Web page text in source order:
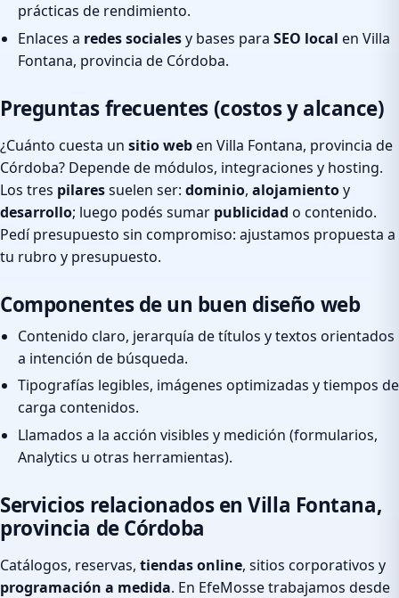
prácticas de rendimiento.
Enlaces a redes socialesy bases para SEO local en Villa
Fontana, provincia de Córdoba.
Preguntas frecuentes (costos y alcance)
¿Cuánto cuesta un sitio weben Villa Fontana, provincia de
Córdoba? Depende de módulos, integraciones y hosting.
Los tres pilaressuelen ser: dominio, alojamientoy
desarrollo; luego podés sumar publicidad o contenido.
Pedí presupuesto sin compromiso: ajustamos propuesta a
tu rubro y presupuesto.
Componentes de un buen diseño web
Contenido claro, jerarquía de títulos y textos orientados
a intención de búsqueda.
Tipografías legibles, imágenes optimizadas y tiempos de
carga contenidos.
Llamados a la acción visibles y medición (formularios,
Analytics u otras herramientas).
Servicios relacionados en Villa Fontana,
provincia de Córdoba
Catálogos, reservas, tiendas online, sitios corporativos y
programación a medida. En EfeMosse trabajamos desde